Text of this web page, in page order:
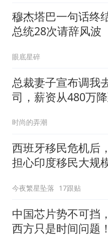
穆杰塔巴一句话终
总统28次请辞风波
眼底星碎
总裁妻子宣布调我
司，薪资从480万
时尚的弄潮
西班牙移民危机后
担心印度移民大规
今夜繁星坠落 17跟贴
中国芯片势不可挡
西方只是时间问题！